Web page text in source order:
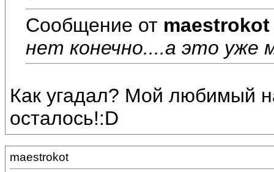
Сообщение от maestrokot
нет конечно....а это уже
Как угадал? Мой любимый
осталось!:D
maestrokot